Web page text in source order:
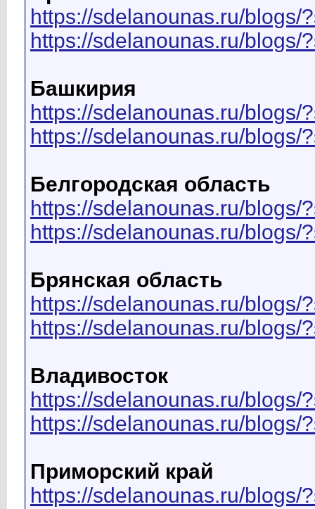
https://sdelanounas.ru/blogs/
https://sdelanounas.ru/blogs/
Башкирия
https://sdelanounas.ru/blogs/
https://sdelanounas.ru/blogs/
Белгородская область
https://sdelanounas.ru/blogs/
https://sdelanounas.ru/blogs/
Брянская область
https://sdelanounas.ru/blogs/
https://sdelanounas.ru/blogs/
Владивосток
https://sdelanounas.ru/blogs/
https://sdelanounas.ru/blogs/
Приморский край
https://sdelanounas.ru/blogs/